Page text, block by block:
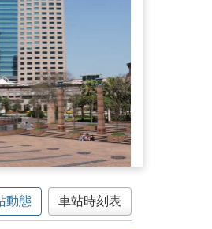
動態 車站時刻表